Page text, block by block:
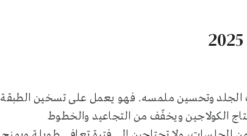
الجلد وتحسين ملمسه. فهو يعمل على تسخين الطبقة
الكولاجين ويخفّف من التجاعيد والخطوط